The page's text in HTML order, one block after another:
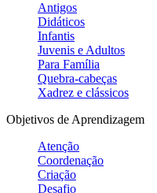
Antigos
Didáticos
Infantis
Juvenis e Adultos
Para Família
Quebra-cabeças
Xadrez e clássicos
Objetivos de Aprendizagem
Atenção
Coordenação
Criação
Desafio